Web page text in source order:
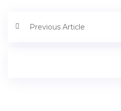
Previous Article